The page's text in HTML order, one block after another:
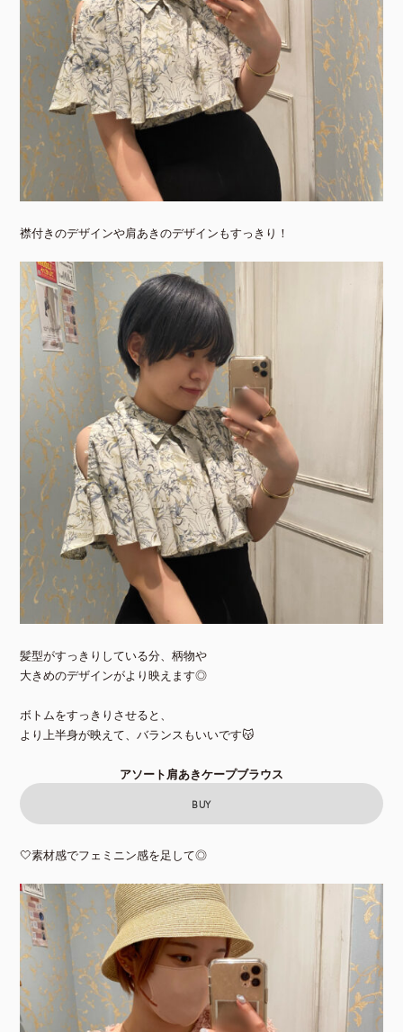
襟付きのデザインや肩あきのデザインもすっきり！
髪型がすっきりしている分、柄物や
大きめのデザインがより映えます◎
ボトムをすっきりさせると、
より上半身が映えて、バランスもいいです😽
アソート肩あきケープブラウス
BUY
🤍素材感でフェミニン感を足して◎